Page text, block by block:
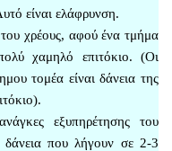
είναι ελάφρυνση.
χρέους, αφού ένα τμήμα
χαμηλό επιτόκιο. (Οι
τομέα είναι δάνεια της
εξυπηρέτησης του
δάνεια που λήγουν σε 2-3